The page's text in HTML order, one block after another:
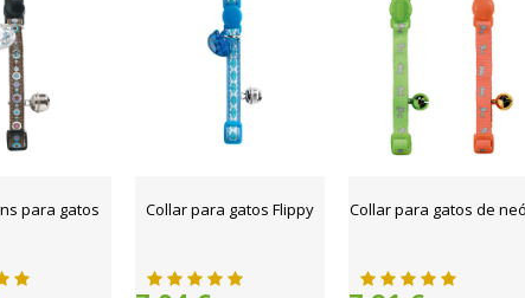
para gatos Collar para gatos Flippy Collar para gatos de